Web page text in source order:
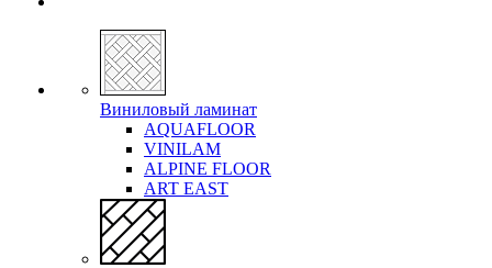
Виниловый ламинат
AQUAFLOOR
VINILAM
ALPINE FLOOR
ART EAST